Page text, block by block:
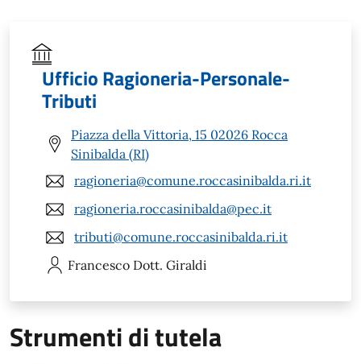
Ufficio Ragioneria-Personale-
Tributi
Piazza della Vittoria, 15 02026 Rocca
Sinibalda (RI)
ragioneria@comune.roccasinibalda.ri.it
ragioneria.roccasinibalda@pec.it
tributi@comune.roccasinibalda.ri.it
Francesco Dott. Giraldi
Strumenti di tutela